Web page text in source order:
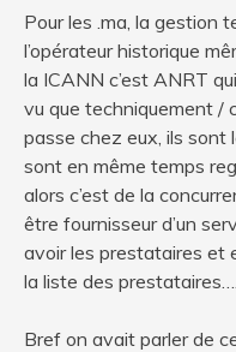
Pour les .ma, la gestion
l’opérateur historique
la ICANN c’est ANRT
vu que techniquement /
passe chez eux, ils sont
sont en même temps
alors c’est de la
être fournisseur d’un
avoir les prestataires et
la liste des prestataires….
Bref on avait parler de